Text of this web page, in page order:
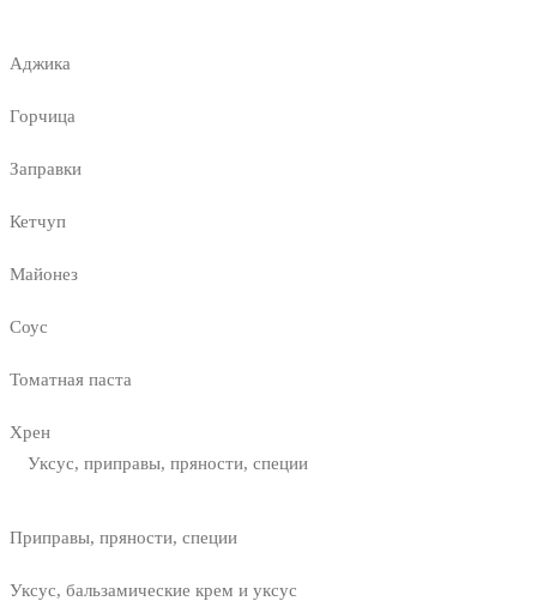
Аджика
Горчица
Заправки
Кетчуп
Майонез
Соус
Томатная паста
Хрен
Уксус, приправы, пряности, специи
Приправы, пряности, специи
Уксус, бальзамические крем и уксус